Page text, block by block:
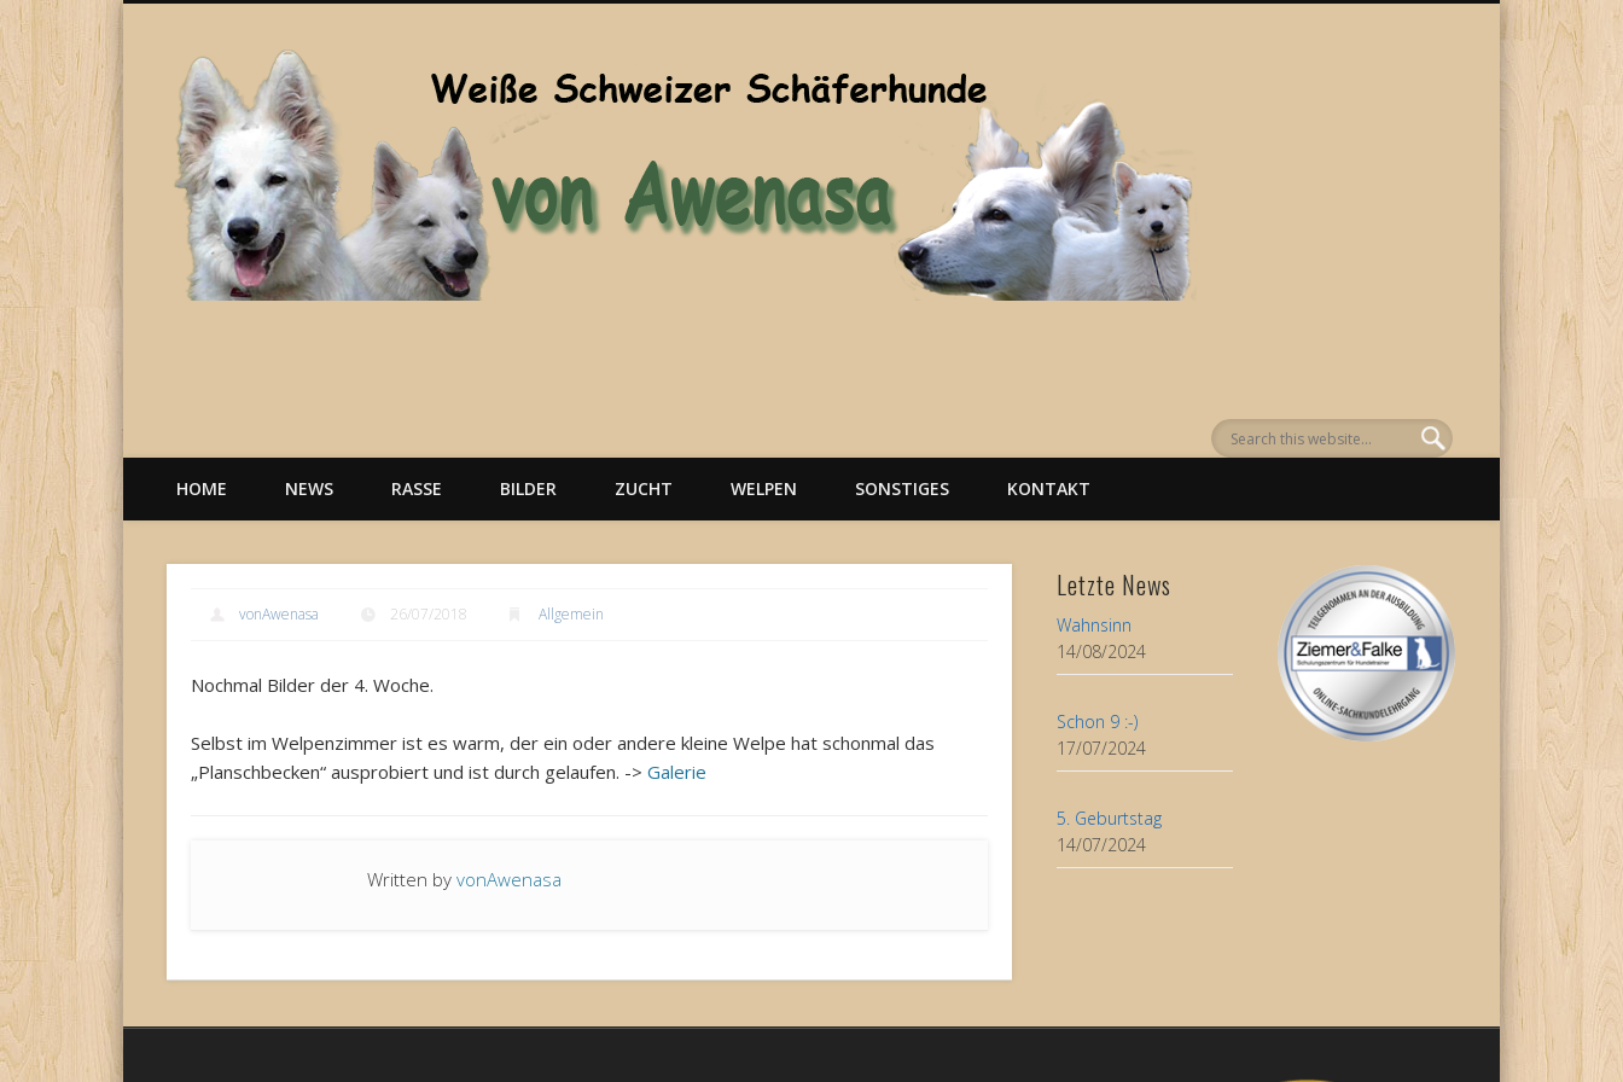
Welpen, weiße Schäferhunde, Hunde, Berger Blanc Suisse
HOME NEWS RASSE BILDER ZUCHT WELPEN SONSTIGES KONTAKT
vonAwenasa 26/07/2018 Allgemein
Nochmal Bilder der 4. Woche.
Selbst im Welpenzimmer ist es warm, der ein oder andere kleine Welpe hat schonmal das
„Planschbecken“ ausprobiert und ist durch gelaufen. ->Galerie
Written byvonAwenasa
Letzte News
Wahnsinn
14/08/2024
Schon 9 :-)
17/07/2024
5. Geburtstag
14/07/2024